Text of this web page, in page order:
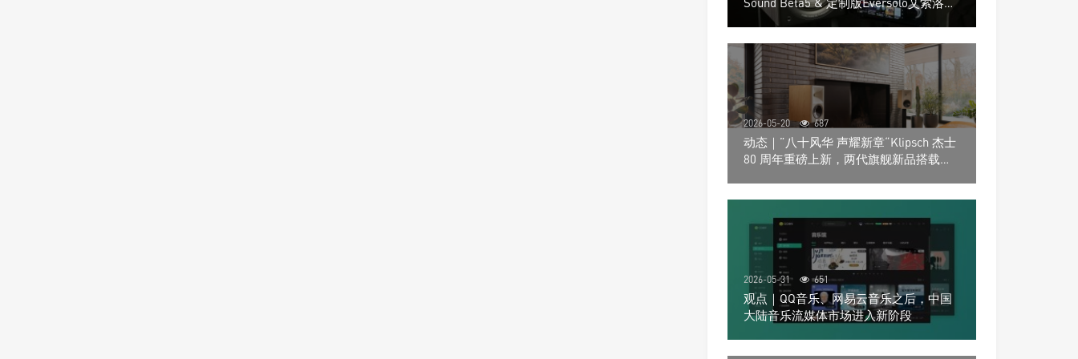
Play音响组合
2026-05-20 687
动态｜”八十风华 声耀新章“Klipsch 杰士
80 周年重磅上新，两代旗舰新品搭载硬
2026-05-31 651
观点｜QQ音乐、网易云音乐之后，中国
大陆音乐流媒体市场进入新阶段